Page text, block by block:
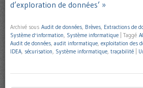
d’exploration de données’ »
Archivé sous Audit de données, Brèves, Extractions de
Système d'information, Système informatique Taggé
Audit de données, audit informatique, exploitation des
IDEA, sécurisation, Système informatique, traçabilité